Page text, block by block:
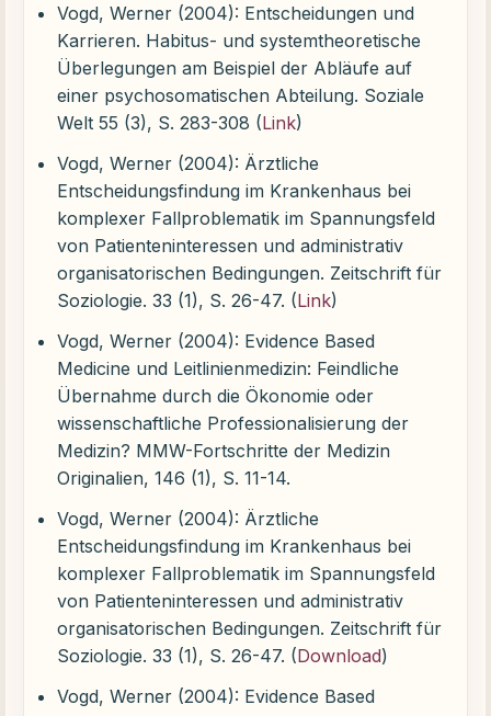
Vogd, Werner (2004): Entscheidungen und
Karrieren. Habitus- und systemtheoretische
Überlegungen am Beispiel der Abläufe auf
einer psychosomatischen Abteilung. Soziale
Welt 55 (3), S. 283-308 (Link)
Vogd, Werner (2004): Ärztliche
Entscheidungsfindung im Krankenhaus bei
komplexer Fallproblematik im Spannungsfeld
von Patienteninteressen und administrativ
organisatorischen Bedingungen. Zeitschrift für
Soziologie. 33 (1), S. 26-47. (Link)
Vogd, Werner (2004): Evidence Based
Medicine und Leitlinienmedizin: Feindliche
Übernahme durch die Ökonomie oder
wissenschaftliche Professionalisierung der
Medizin? MMW-Fortschritte der Medizin
Originalien, 146 (1), S. 11-14.
Vogd, Werner (2004): Ärztliche
Entscheidungsfindung im Krankenhaus bei
komplexer Fallproblematik im Spannungsfeld
von Patienteninteressen und administrativ
organisatorischen Bedingungen. Zeitschrift für
Soziologie. 33 (1), S. 26-47. (Download)
Vogd, Werner (2004): Evidence Based